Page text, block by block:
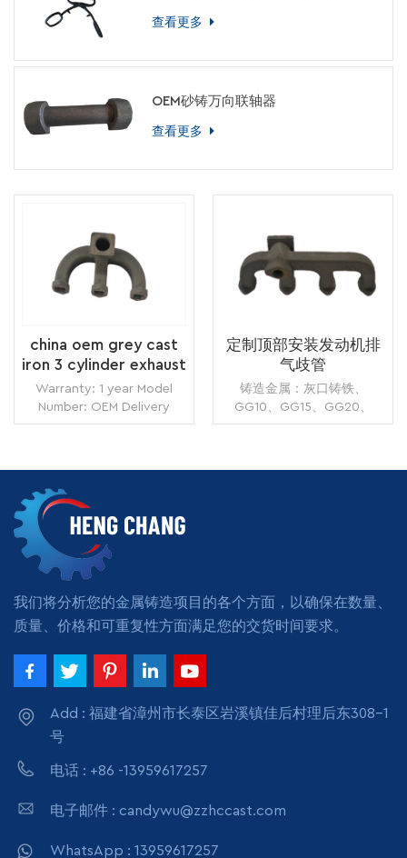
查看更多
OEM砂铸万向联轴器
查看更多
china oem grey cast
iron 3 cylinder exhaust
manifold for diesel
engine supplier
Warranty: 1 year Model
Number: OEM Delivery
Time: 7 days Minimum
Land, Air Supply Ability:
5000pcs per month
Packing: wooden crate
box, carton box, bubble
pack
定制顶部安装发动机排
气歧管
铸造金属：灰口铸铁、
GG10、GG15、GG20、
GG25、GG30铸造制造：湿
我们将分析您的金属铸造项目的各个方面，以确保在数量、
质量、价格和可重复性方面满足您的交货时间要求。
Add : 福建省漳州市长泰区岩溪镇佳后村理后东308-1
号
电话 : +86 -13959617257
电子邮件 : candywu@zzhccast.com
WhatsApp : 13959617257